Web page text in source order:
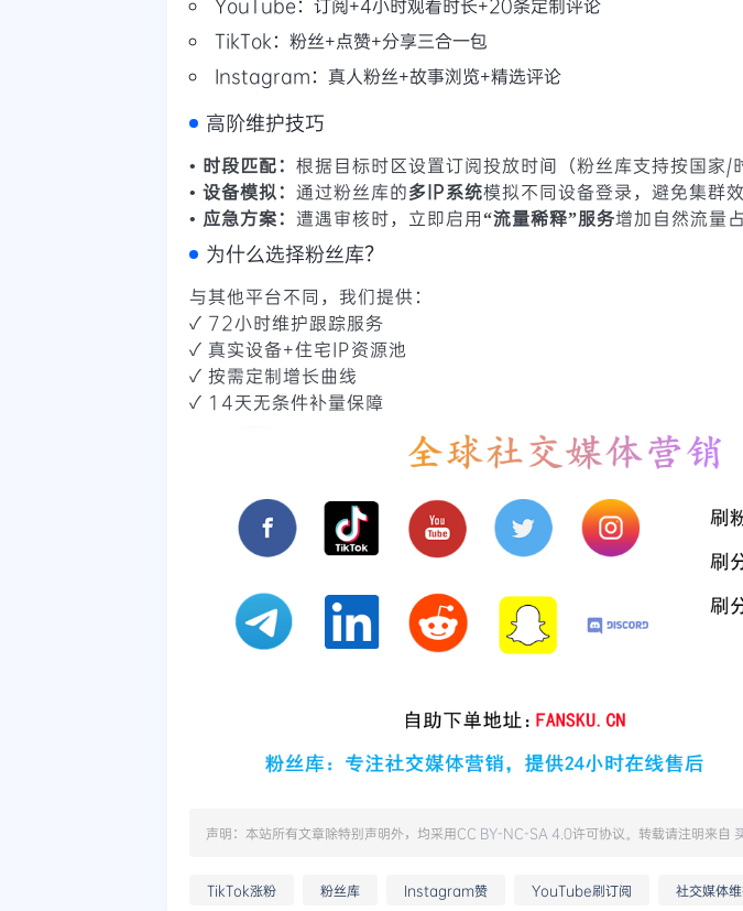
TikTok：粉丝+点赞+分享三合一包
Instagram：真人粉丝+故事浏览+精选评论
高阶维护技巧
• 时段匹配： 根据目标时区设置订阅投放时间（粉丝库支持按国家/
• 设备模拟： 通过粉丝库的多IP系统模拟不同设备登录，避免集群效
• 应急方案： 遭遇审核时，立即启用“流量稀释”服务增加自然流量占
为什么选择粉丝库？
与其他平台不同，我们提供：
✓ 72小时维护跟踪服务
✓ 真实设备+住宅IP资源池
✓ 按需定制增长曲线
✓ 14天无条件补量保障
声明：本站所有文章除特别声明外，均采用CC BY-NC-SA 4.0许可协议。转载请注明来自
TikTok涨粉 粉丝库 Instagram赞 YouTube刷订阅 社交媒体